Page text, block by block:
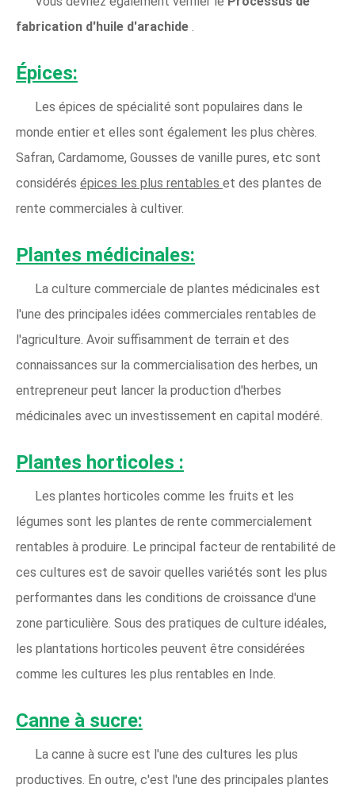
fabrication d'huile d'arachide
Épices:
Les épices de spécialité sont populaires dans le
monde entier et elles sont également les plus chères.
Safran, Cardamome, Gousses de vanille pures, etc sont
considérés épices les plus rentables et des plantes de
rente commerciales à cultiver.
Plantes médicinales:
La culture commerciale de plantes médicinales est
l'une des principales idées commerciales rentables de
l'agriculture. Avoir suffisamment de terrain et des
connaissances sur la commercialisation des herbes, un
entrepreneur peut lancer la production d'herbes
médicinales avec un investissement en capital modéré.
Plantes horticoles :
Les plantes horticoles comme les fruits et les
légumes sont les plantes de rente commercialement
rentables à produire. Le principal facteur de rentabilité de
ces cultures est de savoir quelles variétés sont les plus
performantes dans les conditions de croissance d'une
zone particulière. Sous des pratiques de culture idéales,
les plantations horticoles peuvent être considérées
comme les cultures les plus rentables en Inde.
Canne à sucre:
La canne à sucre est l'une des cultures les plus
productives. En outre, c'est l'une des principales plantes